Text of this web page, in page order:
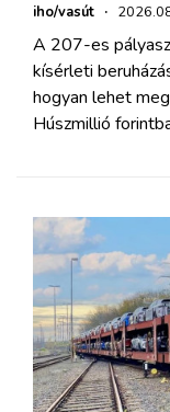
iho/vasút ·
A 207-es
kísérleti
hogyan lehet
Húszmillió